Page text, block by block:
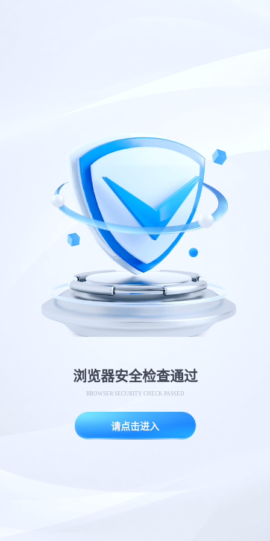
浏览器安全检查通过
BROWSER SECURITY CHECK PASSED
请点击进入